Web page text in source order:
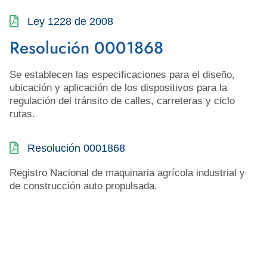
Ley 1228 de 2008
Resolución 0001868
Se establecen las especificaciones para el diseño,
ubicación y aplicación de los dispositivos para la
regulación del tránsito de calles, carreteras y ciclo
rutas.
Resolución 0001868
Registro Nacional de maquinaria agrícola industrial y
de construcción auto propulsada.